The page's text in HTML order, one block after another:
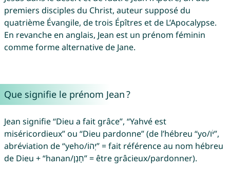
premiers disciples du Christ, auteur supposé du
quatrième Évangile, de trois Épîtres et de L’Apocalypse.
En revanche en anglais, Jean est un prénom féminin
comme forme alternative de Jane.
Que signifie le prénom Jean ?
Jean signifie “Dieu a fait grâce”, “Yahvé est
miséricordieux” ou “Dieu pardonne” (de l’hébreu “yo/יֹו”,
abréviation de “yeho/יְהוֹ” = fait référence au nom hébreu
de Dieu + “hanan/חָנַן” = être grâcieux/pardonner).